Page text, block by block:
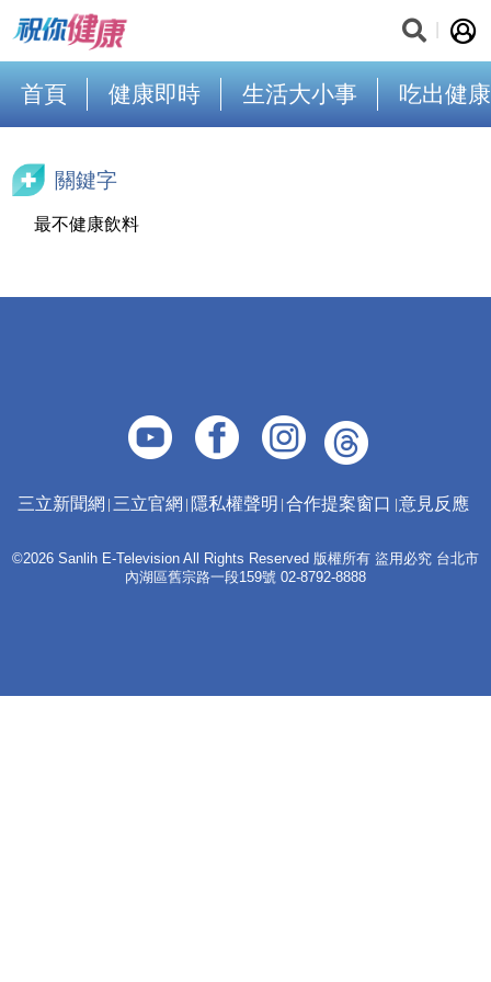
首頁 健康即時 生活大小事 吃出健康
關鍵字
最不健康飲料
三立新聞網 三立官網 隱私權聲明 合作提案窗口 意見反應
©2026 Sanlih E-Television All Rights Reserved 版權所有 盜用必究 台北市
內湖區舊宗路一段159號 02-8792-8888